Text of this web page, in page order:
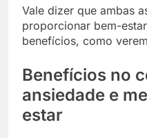
Vale dizer que ambas
proporcionar bem-
benefícios, como
Benefícios no
ansiedade e
estar